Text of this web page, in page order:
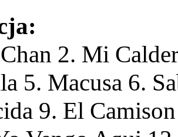
2. Mi
5. Macusa 6.
9. El